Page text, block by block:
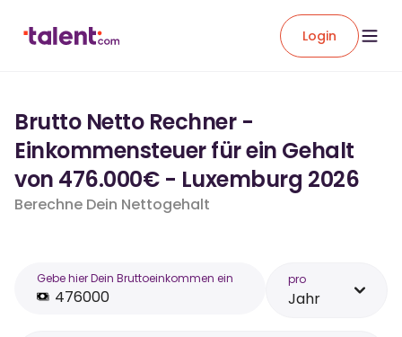
Login
Brutto Netto Rechner -
Einkommensteuer für ein Gehalt
von 476.000€ - Luxemburg 2026
Berechne Dein Nettogehalt
Gebe hier Dein Bruttoeinkommen ein pro
Jahr